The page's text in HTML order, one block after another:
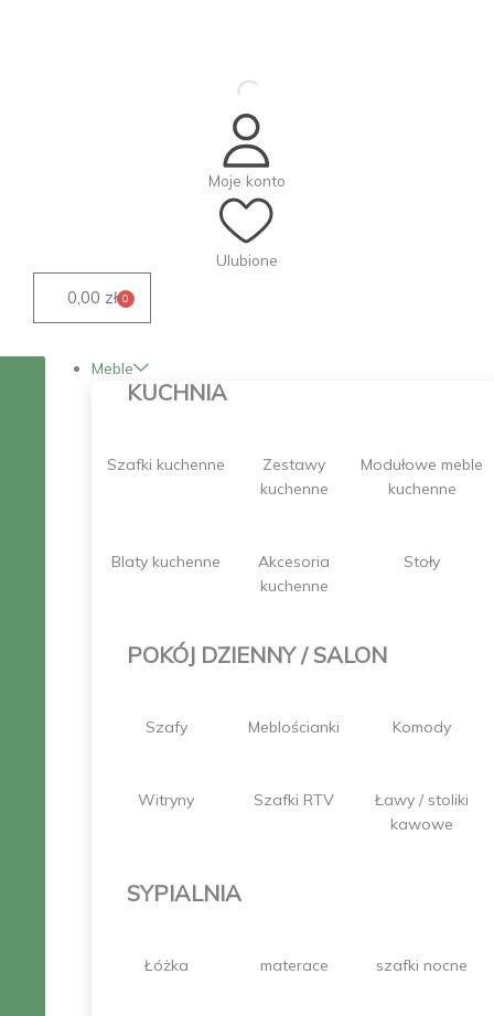
Moje konto
Ulubione
0,00 zł 0
Wózek
Meble
KUCHNIA
Szafki kuchenne
Zestawy
kuchenne
Modułowe meble
kuchenne
Blaty kuchenne
Akcesoria
kuchenne
Stoły
POKÓJ DZIENNY / SALON
Szafy Meblościanki Komody
Witryny Szafki RTV
Ławy / stoliki
kawowe
SYPIALNIA
Łóżka materace szafki nocne